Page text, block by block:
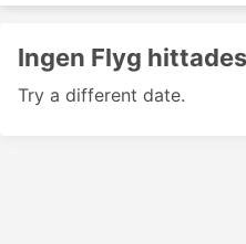
Ingen Flyg
Try a different date.